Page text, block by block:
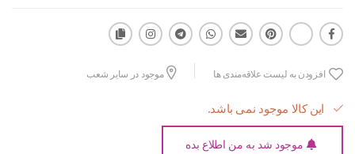
افزودن به لیست علاقه‌مندی ها موجود در سایر شعب
این کالا موجود نمی باشد.
موجود شد به من اطلاع بده